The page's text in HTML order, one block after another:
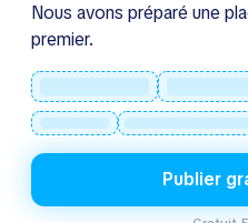
Nous avons préparé une
premier.
Publier